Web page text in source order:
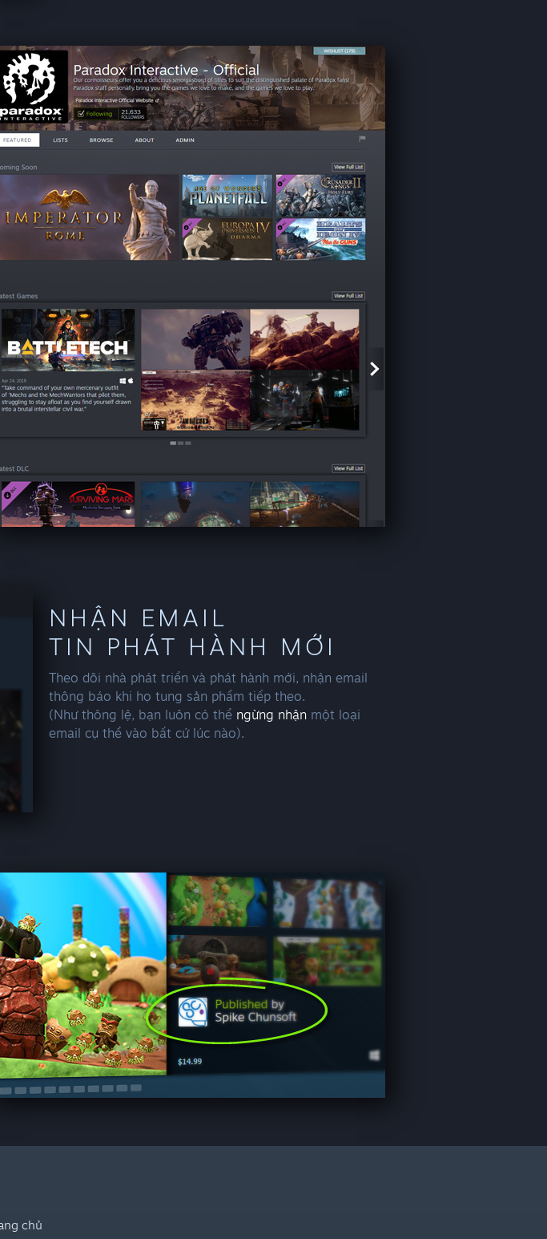
NHẬN EMAIL
TIN PHÁT HÀNH MỚI
Theo dõi nhà phát triển và phát hành mới, nhận email
thông báo khi họ tung sản phẩm tiếp theo.
(Như thông lệ, bạn luôn có thể ngừng nhận một loại
email cụ thể vào bất cứ lúc nào).
chủ